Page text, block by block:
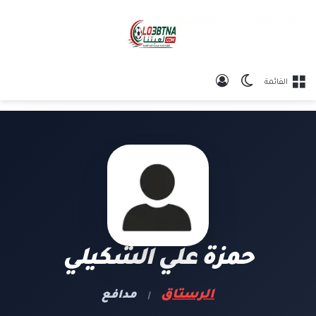
القائمة الوضع المظلم
حمزة علي الشكيلي
الرستاق | مدافع